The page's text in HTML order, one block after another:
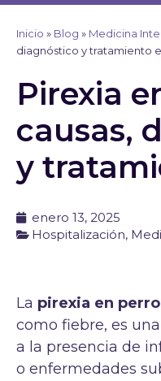
Ir
contenido
Inicio » Blog » Medicina
diagnóstico y tratamiento
Pirexia
causas,
y
enero 13, 2025
Hospitalización,
La pirexia en
como fiebre, es
a la presencia de
o enfermedades